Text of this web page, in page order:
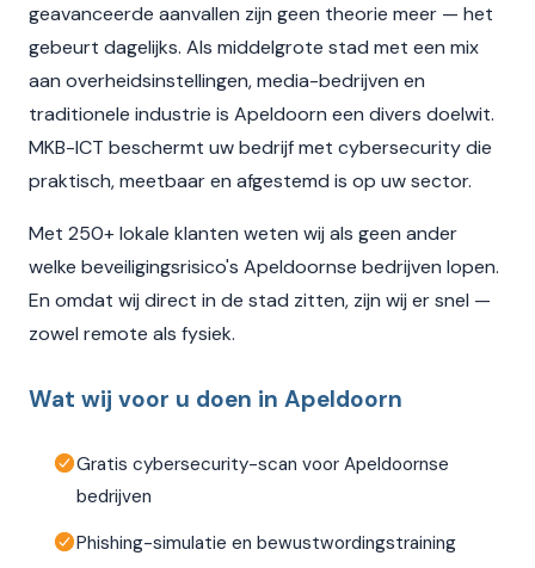
geavanceerde aanvallen zijn geen theorie meer — het
gebeurt dagelijks. Als middelgrote stad met een mix
aan overheidsinstellingen, media-bedrijven en
traditionele industrie is Apeldoorn een divers doelwit.
MKB-ICT beschermt uw bedrijf met cybersecurity die
praktisch, meetbaar en afgestemd is op uw sector.
Met 250+ lokale klanten weten wij als geen ander
welke beveiligingsrisico's Apeldoornse bedrijven lopen.
En omdat wij direct in de stad zitten, zijn wij er snel —
zowel remote als fysiek.
Wat wij voor u doen in Apeldoorn
Gratis cybersecurity-scan voor Apeldoornse
bedrijven
Phishing-simulatie en bewustwordingstraining